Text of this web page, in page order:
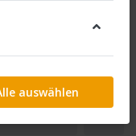
auswählen